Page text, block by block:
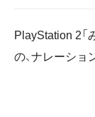
PlayStation 2「
の、ナレーショ